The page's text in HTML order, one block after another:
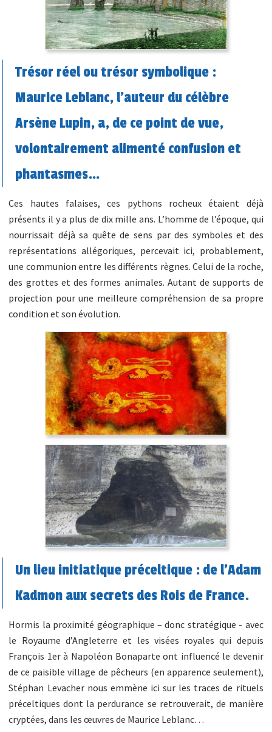
Trésor réel ou trésor symbolique :
Maurice Leblanc, l’auteur du célèbre
Arsène Lupin, a, de ce point de vue,
volontairement alimenté confusion et
phantasmes…
Ces hautes falaises, ces pythons rocheux étaient déjà
présents il y a plus de dix mille ans. L’homme de l’époque, qui
nourrissait déjà sa quête de sens par des symboles et des
représentations allégoriques, percevait ici, probablement,
une communion entre les différents règnes. Celui de la roche,
des grottes et des formes animales. Autant de supports de
projection pour une meilleure compréhension de sa propre
condition et son évolution.
Un lieu initiatique préceltique : de l’Adam
Kadmon aux secrets des Rois de France.
Hormis la proximité géographique – donc stratégique - avec
le Royaume d’Angleterre et les visées royales qui depuis
François 1er à Napoléon Bonaparte ont influencé le devenir
de ce paisible village de pêcheurs (en apparence seulement),
Stéphan Levacher nous emmène ici sur les traces de rituels
préceltiques dont la perdurance se retrouverait, de manière
cryptées, dans les œuvres de Maurice Leblanc…